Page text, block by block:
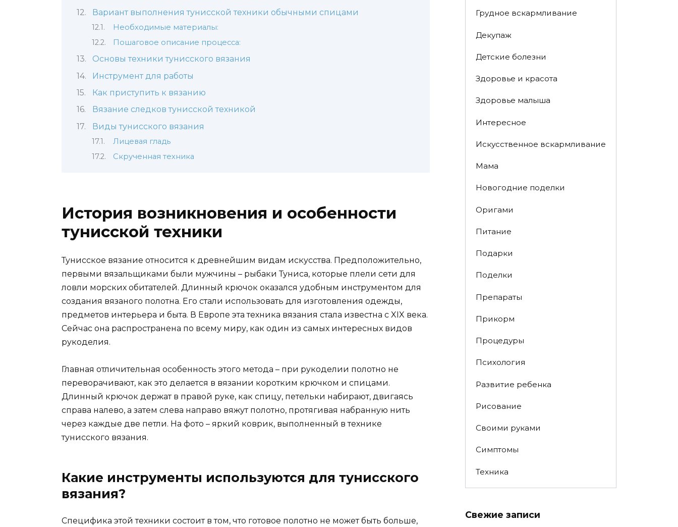
Вариант выполнения тунисской техники обычными спицами
Необходимые материалы:
Пошаговое описание процесса:
Основы техники тунисского вязания
Инструмент для работы
Как приступить к вязанию
Вязание следков тунисской техникой
Виды тунисского вязания
Лицевая гладь
Скрученная техника
История возникновения и особенности
тунисской техники
Тунисское вязание относится к древнейшим видам искусства. Предположительно,
первыми вязальщиками были мужчины – рыбаки Туниса, которые плели сети для
ловли морских обитателей. Длинный крючок оказался удобным инструментом для
создания вязаного полотна. Его стали использовать для изготовления одежды,
предметов интерьера и быта. В Европе эта техника вязания стала известна с XIX века.
Сейчас она распространена по всему миру, как один из самых интересных видов
рукоделия.
Главная отличительная особенность этого метода – при рукоделии полотно не
переворачивают, как это делается в вязании коротким крючком и спицами.
Длинный крючок держат в правой руке, как спицу, петельки набирают, двигаясь
справа налево, а затем слева направо вяжут полотно, протягивая набранную нить
через каждые две петли. На фото – яркий коврик, выполненный в технике
тунисского вязания.
Какие инструменты используются для тунисского
вязания?
Специфика этой техники состоит в том, что готовое полотно не может быть больше,
Грудное вскармливание
Декупаж
Детские болезни
Здоровье и красота
Здоровье малыша
Интересное
Искусственное вскармливание
Мама
Новогодние поделки
Оригами
Питание
Подарки
Поделки
Препараты
Прикорм
Процедуры
Психология
Развитие ребенка
Рисование
Своими руками
Симптомы
Техника
Свежие записи